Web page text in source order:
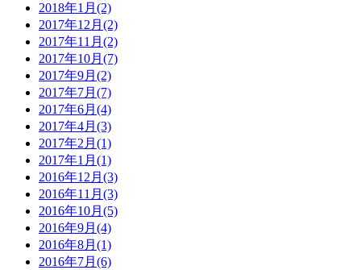
2018年1月(2)
2017年12月(2)
2017年11月(2)
2017年10月(7)
2017年9月(2)
2017年7月(7)
2017年6月(4)
2017年4月(3)
2017年2月(1)
2017年1月(1)
2016年12月(3)
2016年11月(3)
2016年10月(5)
2016年9月(4)
2016年8月(1)
2016年7月(6)